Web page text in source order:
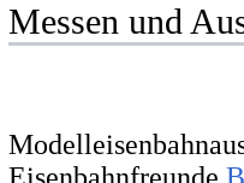
Messen und
Eisenbahnfreunde